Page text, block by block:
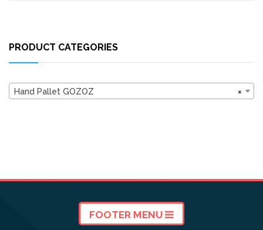
PRODUCT CATEGORIES
×
Hand Pallet GOZOZ
FOOTER MENU